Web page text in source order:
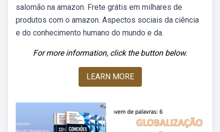
salomão na amazon. Frete grátis em milhares de
produtos com o amazon. Aspectos sociais da ciência
e do conhecimento humano do mundo e da.
For more information, click the button below.
LEARN MORE